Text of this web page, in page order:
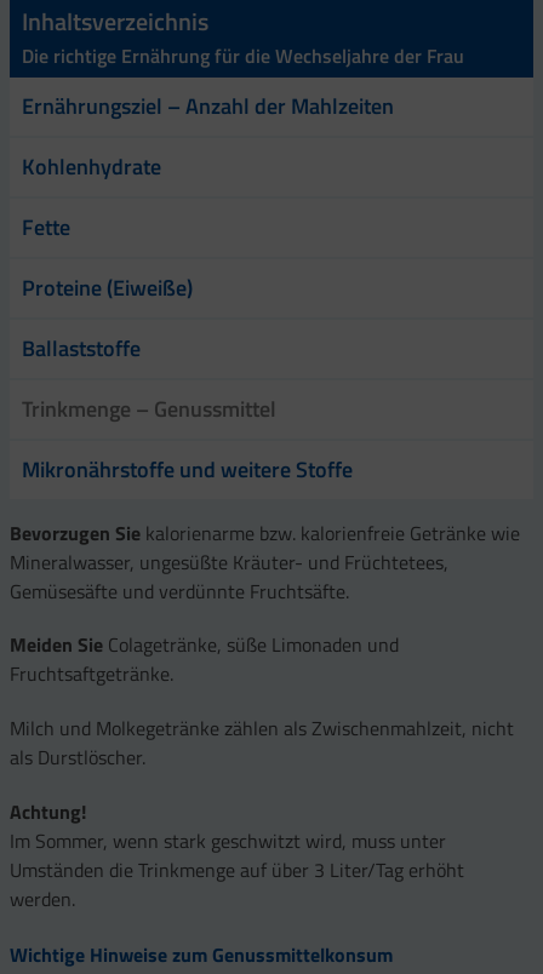
Inhaltsverzeichnis
Die richtige Ernährung für die Wechseljahre der Frau
Ernährungsziel – Anzahl der Mahlzeiten
Kohlenhydrate
Fette
Proteine (Eiweiße)
Ballaststoffe
Trinkmenge – Genussmittel
Mikronährstoffe und weitere Stoffe
Bevorzugen Sie kalorienarme bzw. kalorienfreie Getränke wie
Mineralwasser, ungesüßte Kräuter- und Früchtetees,
Gemüsesäfte und verdünnte Fruchtsäfte.
Meiden Sie Colagetränke, süße Limonaden und
Fruchtsaftgetränke.
Milch und Molkegetränke zählen als Zwischenmahlzeit, nicht
als Durstlöscher.
Achtung!
Im Sommer, wenn stark geschwitzt wird, muss unter
Umständen die Trinkmenge auf über 3 Liter/Tag erhöht
werden.
Wichtige Hinweise zum Genussmittelkonsum